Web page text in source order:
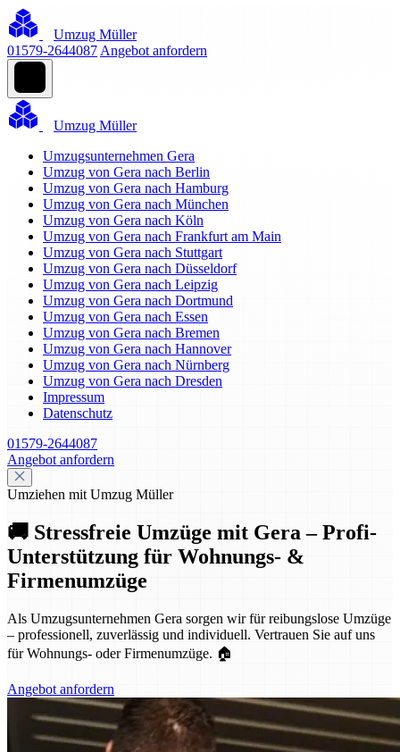
Umzug Müller
01579-2644087 Angebot anfordern
Umzug Müller
Umzugsunternehmen Gera
Umzug von Gera nach Berlin
Umzug von Gera nach Hamburg
Umzug von Gera nach München
Umzug von Gera nach Köln
Umzug von Gera nach Frankfurt am Main
Umzug von Gera nach Stuttgart
Umzug von Gera nach Düsseldorf
Umzug von Gera nach Leipzig
Umzug von Gera nach Dortmund
Umzug von Gera nach Essen
Umzug von Gera nach Bremen
Umzug von Gera nach Hannover
Umzug von Gera nach Nürnberg
Umzug von Gera nach Dresden
Impressum
Datenschutz
01579-2644087
Angebot anfordern
Umziehen mit Umzug Müller
🚚 Stressfreie Umzüge mit Gera – Profi-
Unterstützung für Wohnungs- &
Firmenumzüge
Als Umzugsunternehmen Gera sorgen wir für reibungslose Umzüge
– professionell, zuverlässig und individuell. Vertrauen Sie auf uns
für Wohnungs- oder Firmenumzüge. 🏠
Angebot anfordern